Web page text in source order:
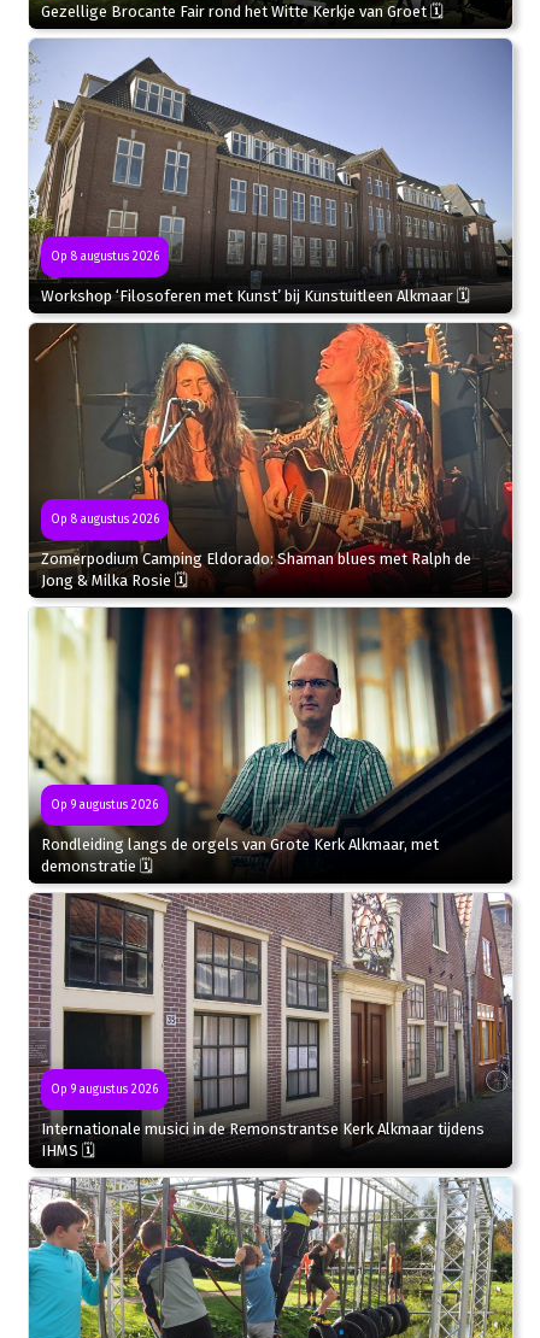
Gezellige Brocante Fair rond het Witte Kerkje van Groet 🗓
Op 8 augustus 2026
Workshop ‘Filosoferen met Kunst’ bij Kunstuitleen Alkmaar 🗓
Op 8 augustus 2026
Zomerpodium Camping Eldorado: Shaman blues met Ralph de
Jong & Milka Rosie 🗓
Op 9 augustus 2026
Rondleiding langs de orgels van Grote Kerk Alkmaar, met
demonstratie 🗓
Op 9 augustus 2026
Internationale musici in de Remonstrantse Kerk Alkmaar tijdens
IHMS 🗓